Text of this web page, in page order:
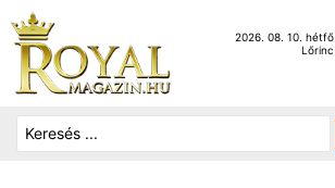
2026. 08. 10. hétfő
Lőrinc